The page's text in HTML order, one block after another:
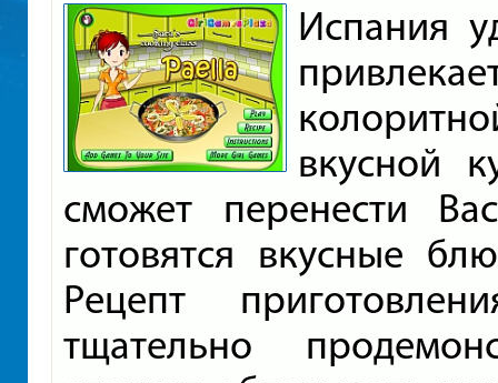
Испания
вкусной
сможет перенести
готовятся вкусные
Рецепт
тщательно